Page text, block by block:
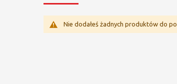
Nie dodałeś żadnych produktów do